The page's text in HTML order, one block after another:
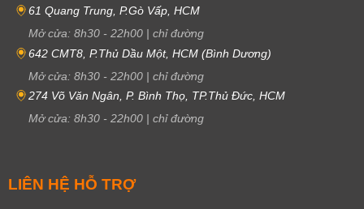
61 Quang Trung, P.Gò Vấp, HCM
Mở cửa: 8h30 - 22h00 | chỉ đường
642 CMT8, P.Thủ Dầu Một, HCM (Bình Dương)
Mở cửa: 8h30 - 22h00 | chỉ đường
274 Võ Văn Ngân, P. Bình Thọ, TP.Thủ Đức, HCM
Mở cửa: 8h30 - 22h00 | chỉ đường
LIÊN HỆ HỖ TRỢ